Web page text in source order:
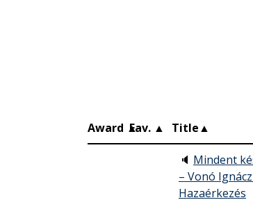
Award ▲
Fav. ▲ Title▲
🔈 Mindent
– Vonó
Hazaérkezés